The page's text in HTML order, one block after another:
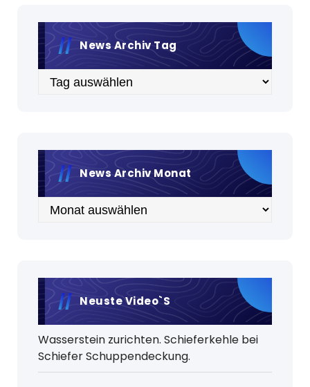
News Archiv Tag
Archiv
News Archiv Monat
Archiv
Neuste Video`s
Wasserstein zurichten. Schieferkehle bei
Schiefer Schuppendeckung.